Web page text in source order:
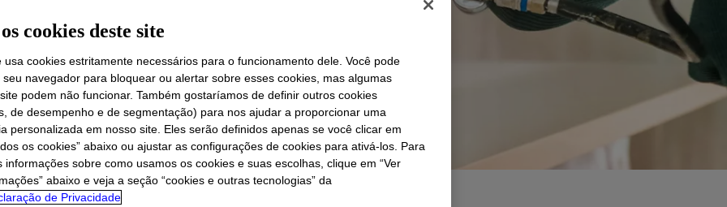
cookies deste site
usa cookies estritamente necessários para o funcionamento dele. Você pode
navegador para bloquear ou alertar sobre esses cookies, mas algumas
podem não funcionar. Também gostaríamos de definir outros cookies
de desempenho e de segmentação) para nos ajudar a proporcionar uma
personalizada em nosso site. Eles serão definidos apenas se você clicar em
os cookies” abaixo ou ajustar as configurações de cookies para ativá-los. Para
informações sobre como usamos os cookies e suas escolhas, clique em “Ver
abaixo e veja a seção “cookies e outras tecnologias” da
de Privacidade